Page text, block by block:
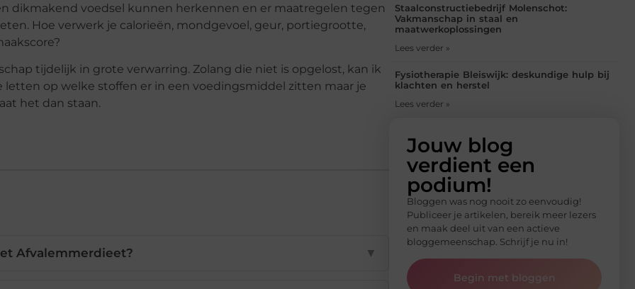
dikmakend voedsel kunnen herkennen en er maatregelen tegen
Hoe verwerk je calorieën, mondgevoel, geur, portiegrootte,
tijdelijk in grote verwarring. Zolang die niet is opgelost, kan ik
op welke stoffen er in een voedingsmiddel zitten maar je
het dan staan.
Afvalemmerdieet? ▼
Staalconstructiebedrijf Molenschot:
Vakmanschap in staal en
maatwerkoplossingen
Lees verder »
Fysiotherapie Bleiswijk: deskundige hulp bij
klachten en herstel
Lees verder »
Jouw blog
verdient een
podium!
Bloggen was nog nooit zo eenvoudig!
Publiceer je artikelen, bereik meer lezers
en maak deel uit van een actieve
bloggemeenschap. Schrijf je nu in!
Begin met bloggen